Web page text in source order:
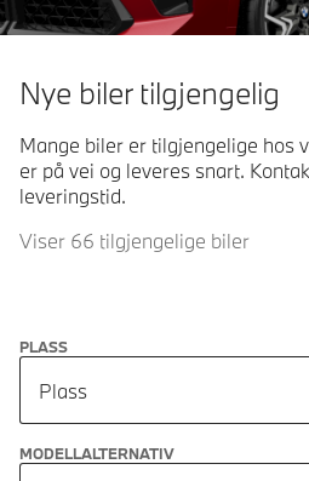
Nye biler tilgjengelig
Mange biler er tilgjengelige hos
er på vei og leveres snart.
leveringstid.
Viser 66 tilgjengelige biler
PLASS
Plass
MODELLALTERNATIV